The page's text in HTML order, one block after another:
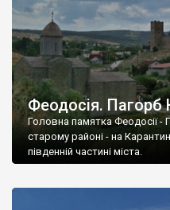
Феодосія. Пагорб
Головна памятка Феодосії -
старому районі - на
південній частині міста.